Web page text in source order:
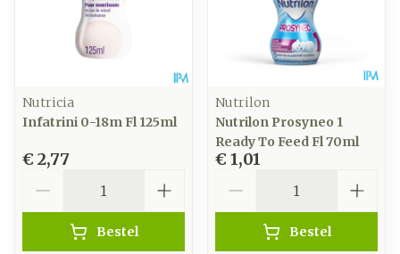
Nutricia
Infatrini 0-18m Fl 125ml
€ 2,77
Bestel
Nutrilon
Nutrilon Prosyneo 1
Ready To Feed Fl 70ml
€ 1,01
Bestel